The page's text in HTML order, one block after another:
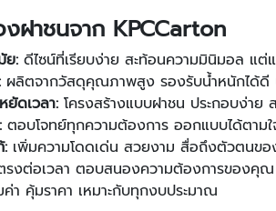
ฝาชนจาก KPCCarton
ย: ดีไซน์ที่เรียบง่าย สะท้อนความมินิมอล แต่
ผลิตจากวัสดุคุณภาพสูง รองรับน้ำหนักได้
ยัดเวลา: โครงสร้างแบบฝาชน ประกอบง่าย
ตอบโจทย์ทุกความต้องการ ออกแบบได้ตา
: เพิ่มความโดดเด่น สวยงาม สื่อถึงตัวตนข
รงต่อเวลา ตอบสนองความต้องการของคุณ
า คุ้มราคา เหมาะกับทุกงบประมาณ